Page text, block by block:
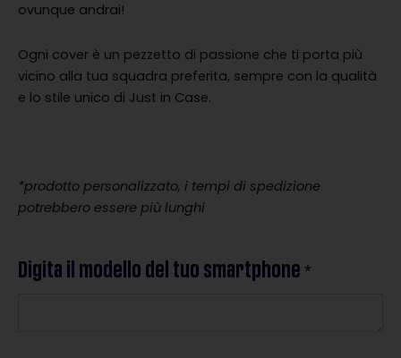
ovunque andrai!
Ogni cover è un pezzetto di passione che ti porta più
vicino alla tua squadra preferita, sempre con la qualità
e lo stile unico di Just in Case.
*prodotto personalizzato, i tempi di spedizione
potrebbero essere più lunghi
Digita il modello del tuo smartphone *
COVER